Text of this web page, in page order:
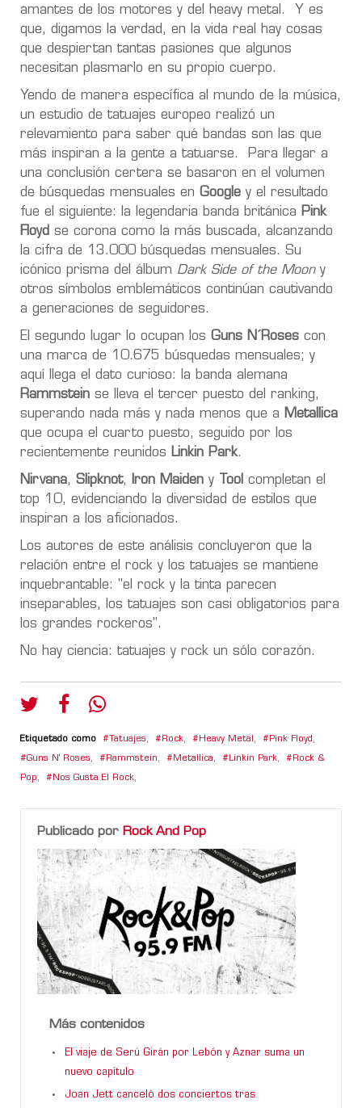
amantes de los motores y del heavy metal. Y es
que, digamos la verdad, en la vida real hay cosas
que despiertan tantas pasiones que algunos
necesitan plasmarlo en su propio cuerpo.
Yendo de manera específica al mundo de la música,
un estudio de tatuajes europeo realizó un
relevamiento para saber qué bandas son las que
más inspiran a la gente a tatuarse. Para llegar a
una conclusión certera se basaron en el volumen
de búsquedas mensuales en Google y el resultado
fue el siguiente: la legendaria banda británica Pink
Floyd se corona como la más buscada, alcanzando
la cifra de 13.000 búsquedas mensuales. Su
icónico prisma del álbum Dark Side of the Moony
otros símbolos emblemáticos continúan cautivando
a generaciones de seguidores.
El segundo lugar lo ocupan los Guns N´Roses con
una marca de 10.675 búsquedas mensuales; y
aquí llega el dato curioso: la banda alemana
Rammstein se lleva el tercer puesto del ranking,
superando nada más y nada menos que a
Metallica
que ocupa el cuarto puesto, seguido por los
recientemente reunidos Linkin Park.
Nirvana, Slipknot, Iron Maiden y Tool completan el
top 10, evidenciando la diversidad de estilos que
inspiran a los aficionados.
Los autores de este análisis concluyeron que la
relación entre el rock y los tatuajes se mantiene
inquebrantable: "el rock y la tinta parecen
inseparables, los tatuajes son casi obligatorios para
los grandes rockeros".
No hay ciencia: tatuajes y rock un sólo corazón.
Etiquetado como Tatuajes, Rock, Heavy Metal , Pink Floyd ,
Guns N' Roses, Rammstein, Metallica, Linkin Park, Rock &
Pop, Nos Gusta El Rock,
Publicado por Rock And Pop
Más contenidos
El viaje de Serú Girán por Lebón y Aznar suma un
nuevo capítulo
Joan Jett canceló dos conciertos tras